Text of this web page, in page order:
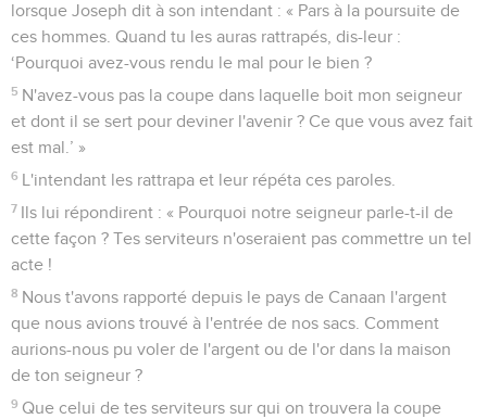
lorsque Joseph dit à son intendant : « Pars à la poursuite de
ces hommes. Quand tu les auras rattrapés, dis-leur :
‘Pourquoi avez-vous rendu le mal pour le bien ?
5 N'avez-vous pas la coupe dans laquelle boit mon seigneur
et dont il se sert pour deviner l'avenir ? Ce que vous avez fait
est mal.’ »
6 L'intendant les rattrapa et leur répéta ces paroles.
7 Ils lui répondirent : « Pourquoi notre seigneur parle-t-il de
cette façon ? Tes serviteurs n'oseraient pas commettre un tel
acte !
8 Nous t'avons rapporté depuis le pays de Canaan l'argent
que nous avions trouvé à l'entrée de nos sacs. Comment
aurions-nous pu voler de l'argent ou de l'or dans la maison
de ton seigneur ?
9 Que celui de tes serviteurs sur qui on trouvera la coupe